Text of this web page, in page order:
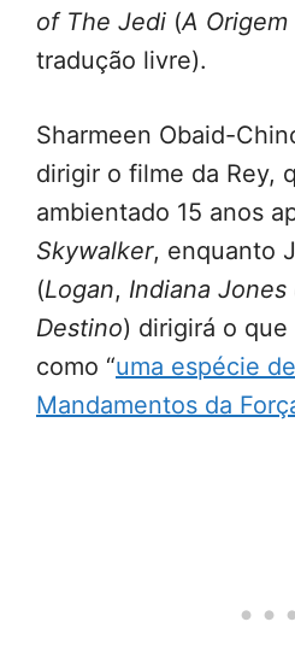
of The Jedi (A
tradução livre).
Sharmeen Obaid-
dirigir o filme da Rey,
ambientado 15 anos
Skywalker, enquanto
(Logan, Indiana
Destino) dirigirá o
como “uma espécie
Mandamentos da